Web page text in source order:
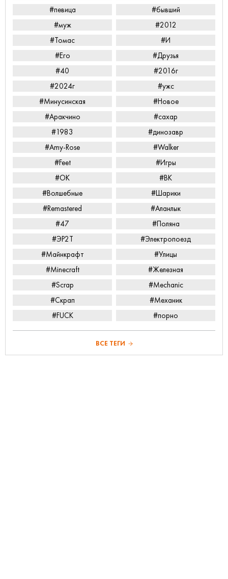
#певица
#бывший
#муж
#2012
#Томас
#И
#Его
#Друзья
#40
#2016г
#2024г
#ужс
#Минусинская
#Новое
#Аракчино
#сахар
#1983
#динозавр
#Amy-Rose
#Walker
#Feet
#Игры
#ОК
#ВК
#Волшебные
#Шарики
#Remastered
#Аланлык
#47
#Поляна
#ЭР2Т
#Электропоезд
#Майнкрафт
#Улицы
#Minecraft
#Железная
#Scrap
#Mechanic
#Скрап
#Механик
#FUCK
#порно
ВСЕ ТЕГИ